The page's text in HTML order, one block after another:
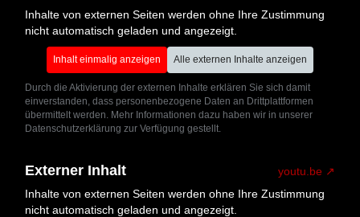
Inhalte von externen Seiten werden ohne Ihre Zustimmung
nicht automatisch geladen und angezeigt.
Inhalt einmalig anzeigen Alle externen Inhalte anzeigen
Durch die Aktivierung der externen Inhalte erklären Sie sich damit
einverstanden, dass personenbezogene Daten an Drittplattformen
übermittelt werden. Mehr Informationen dazu haben wir in unserer
Datenschutzerklärung zur Verfügung gestellt.
Externer Inhalt
youtu.be
Inhalte von externen Seiten werden ohne Ihre Zustimmung
nicht automatisch geladen und angezeigt.